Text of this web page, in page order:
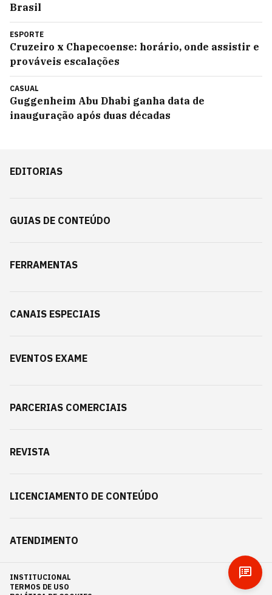
Brasil
ESPORTE
Cruzeiro x Chapecoense: horário, onde assistir e
prováveis escalações
CASUAL
Guggenheim Abu Dhabi ganha data de
inauguração após duas décadas
EDITORIAS
GUIAS DE CONTEÚDO
FERRAMENTAS
CANAIS ESPECIAIS
EVENTOS EXAME
PARCERIAS COMERCIAIS
REVISTA
LICENCIAMENTO DE CONTEÚDO
ATENDIMENTO
INSTITUCIONAL
TERMOS DE USO